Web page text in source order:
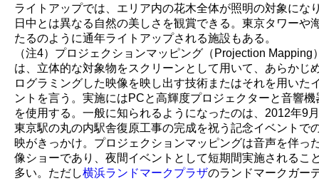
ライトアップでは、エリア内の花木全体が照明の対象にな
日中とは異なる自然の美しさを観賞できる。東京タワーや
たるのように通年ライトアップされる施設もある。
（注4）プロジェクションマッピング（Projection Mapping
は、立体的な対象物をスクリーンとして用いて、あらかじ
ログラミングした映像を映し出す技術またはそれを用いた
ントを言う。実施にはPCと高輝度プロジェクターと音響機
を使用する。一般に知られるようになったのは、2012年9
東京駅の丸の内駅舎復原工事の完成を祝う記念イベントで
映がきっかけ。プロジェクションマッピングは音声を伴っ
像ショーであり、夜間イベントとして短期間実施されるこ
多い。ただし横浜ランドマークプラザのランドマークガー